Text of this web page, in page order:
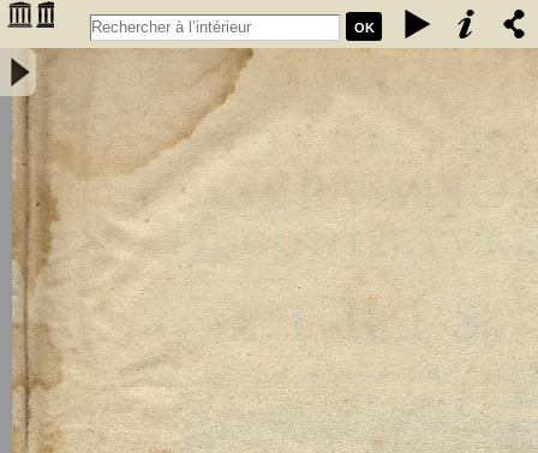
OK
Nouvelles observations et conjectures sur l'iris; par le Sr de La
Chambre,... - Cureau de La Chambre, Marin (1594-1669)